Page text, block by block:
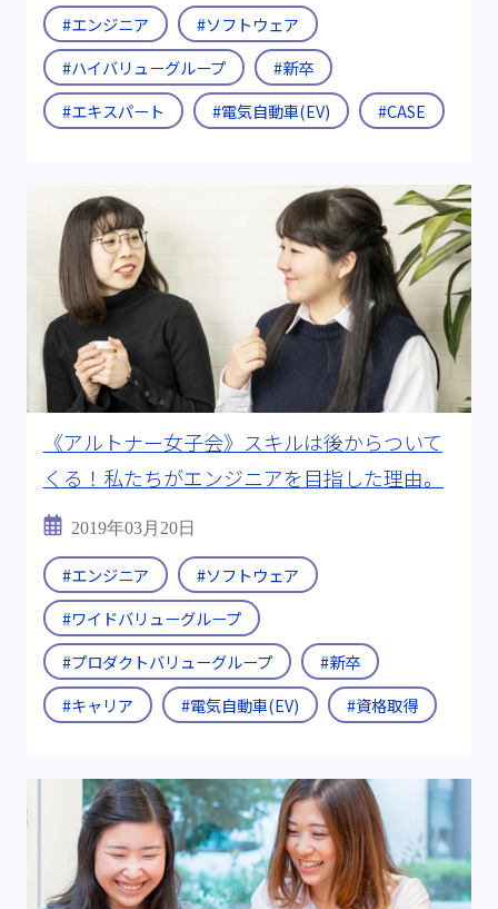
#エンジニア
#ソフトウェア
#ハイバリューグループ
#新卒
#エキスパート
#電気自動車(EV) #CASE
《アルトナー女子会》スキルは後からついて
くる！私たちがエンジニアを目指した理由。
2019年03月20日
#エンジニア
#ソフトウェア
#ワイドバリューグループ
#プロダクトバリューグループ
#新卒
#キャリア
#電気自動車(EV) #資格取得